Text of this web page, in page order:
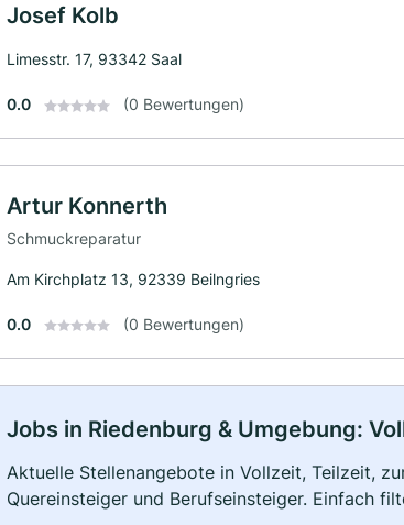
Josef Kolb
Limesstr. 17, 93342 Saal
0.0 (0 Bewertungen)
Artur Konnerth
Schmuckreparatur
Am Kirchplatz 13, 92339 Beilngries
0.0 (0 Bewertungen)
Jobs in Riedenburg & Umgebung:
Aktuelle Stellenangebote in Vollzeit, Teilzeit,
Quereinsteiger und Berufseinsteiger. Einfach